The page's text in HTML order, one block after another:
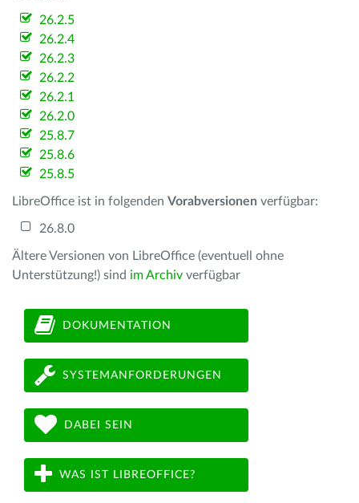
26.2.5
26.2.4
26.2.3
26.2.2
26.2.1
26.2.0
25.8.7
25.8.6
25.8.5
LibreOffice ist in folgenden Vorabversionen verfügbar:
26.8.0
Ältere Versionen von LibreOffice (eventuell ohne
Unterstützung!) sind im Archiv verfügbar
DOKUMENTATION
SYSTEMANFORDERUNGEN
DABEI SEIN
WAS IST LIBREOFFICE?